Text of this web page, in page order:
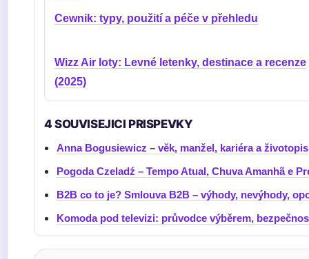
Cewnik: typy, použití a péče v přehledu
Wizz Air loty: Levné letenky, destinace a recenze
(2025)
4 SOUVISEJICI PRISPEVKY
Anna Bogusiewicz – věk, manžel, kariéra a životopis
Pogoda Czeladź – Tempo Atual, Chuva Amanhã e
B2B co to je? Smlouva B2B – výhody, nevýhody,
Komoda pod televizi: průvodce výběrem,